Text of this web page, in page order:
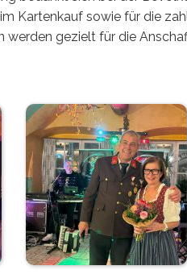
Kartenkauf sowie für die
werden gezielt für die